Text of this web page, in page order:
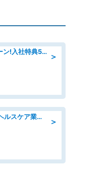
＞
2025年転職応援キャンペーン!入社特典58万円/デンソーで働こう!自動車工場で小型部品の検査業務 denso aichi
＞
08月開始/「土日祝休み」ヘルスケア業界の産業保健師/高時給/未経験OK/要資格:保健師、正看護師